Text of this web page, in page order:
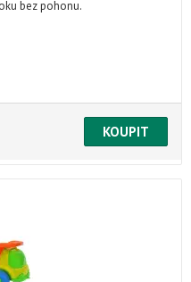
bez pohonu.